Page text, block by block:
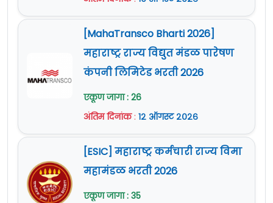
दिलेली आहे.
[MahaTransco Bharti 2026]
महाराष्ट्र राज्य विद्युत मंडळ पारेषण
कंपनी लिमिटेड भरती 2026
एकूण जागा : 26
अंतिम दिनांक: १२ ऑगस्ट २०२६
[ESIC] महाराष्ट्र कर्मचारी राज्य विमा
महामंडळ भरती 2026
एकूण जागा : 35